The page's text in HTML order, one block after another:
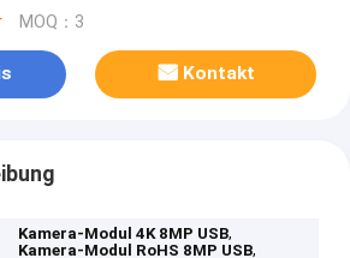
MOQ：3
Kontakt
Kamera-Modul 4K 8MP USB,
Kamera-Modul RoHS 8MP USB,